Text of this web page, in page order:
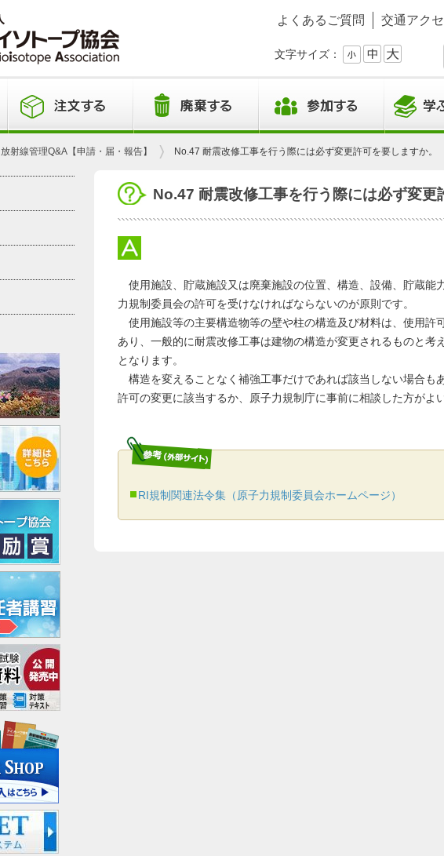
よくあるご質問 交通アク
文字サイズ：
放射線管理Q&A【申請・届・報告】 No.47 耐震改修工事を行う際には必ず変更許可を要しますか。
No.47 耐震改修工事を行う際には必ず変更
使用施設、貯蔵施設又は廃棄施設の位置、構造、設備、貯蔵能
力規制委員会の許可を受けなければならないのが原則です。
使用施設等の主要構造物等の壁や柱の構造及び材料は、使用許
あり、一般的に耐震改修工事は建物の構造が変更されるものと考
となります。
構造を変えることなく補強工事だけであれば該当しない場合も
許可の変更に該当するか、原子力規制庁に事前に相談した方がよ
RI規制関連法令集（原子力規制委員会ホームページ）